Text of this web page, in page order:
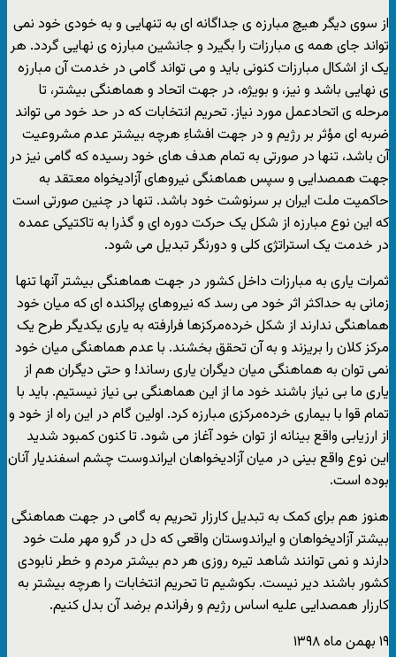
از سوی دیگر هیچ مبارزه ی جداگانه ای به تنهایی و به خودی خود نمی
تواند جای همه ی مبارزات را بگیرد و جانشین مبارزه ی نهایی گردد. هر
یک از اشکال مبارزات کنونی باید و می تواند گامی در خدمت آن مبارزه
ی نهایی باشد و نیز، و بویژه، در جهت اتحاد و هماهنگی بیشتر، تا
مرحله ی اتحادعمل مورد نیاز. تحریم انتخابات که در حد خود می تواند
ضربه ای مؤثر بر رژیم و در جهت افشاءِ هرچه بیشتر عدم مشروعیت
آن باشد، تنها در صورتی به تمام هدف های خود رسیده که گامی نیز در
جهت همصدایی و سپس هماهنگی نیروهای آزادیخواه معتقد به
حاکمیت ملت ایران بر سرنوشت خود باشد. تنها در چنین صورتی است
که این نوع مبارزه از شکل یک حرکت دوره ای و گذرا به تاکتیکی عمده
در خدمت یک استراتژی کلی و دورنگر تبدیل می شود.
ثمرات یاری به مبارزات داخل کشور در جهت هماهنگی بیشتر آنها تنها
زمانی به حداکثر اثر خود می رسد که نیروهای پراکنده ای که میان خود
هماهنگی ندارند از شکل خرده‌مرکزها فرارفته به یاری یکدیگر طرح یک
مرکز کلان را بریزند و به آن تحقق بخشند. با عدم هماهنگی میان خود
نمی توان به هماهنگی میان دیگران یاری رساند! و حتی دیگران هم از
یاری ما بی نیاز باشند خود ما از این هماهنگی بی نیاز نیستیم. باید با
تمام قوا با بیماری خرده‌مرکزی مبارزه کرد. اولین گام در این راه از خود و
از ارزیابی واقع بینانه از توان خود آغاز می شود. تا کنون کمبود شدید
این نوع واقع بینی در میان آزادیخواهان ایراندوست چشم اسفندیار آنان
بوده است.
هنوز هم برای کمک به تبدیل کارزار تحریم به گامی در جهت هماهنگی
بیشتر آزادیخواهان و ایراندوستان واقعی که دل در گرو مهر ملت خود
دارند و نمی توانند شاهد تیره روزی هر دم بیشتر مردم و خطر نابودی
کشور باشند دیر نیست. بکوشیم تا تحریم انتخابات را هرچه بیشتر به
کارزار همصدایی علیه اساس رژیم و رفراندم برضد آن بدل کنیم.
۱۹ بهمن ماه ۱۳۹۸